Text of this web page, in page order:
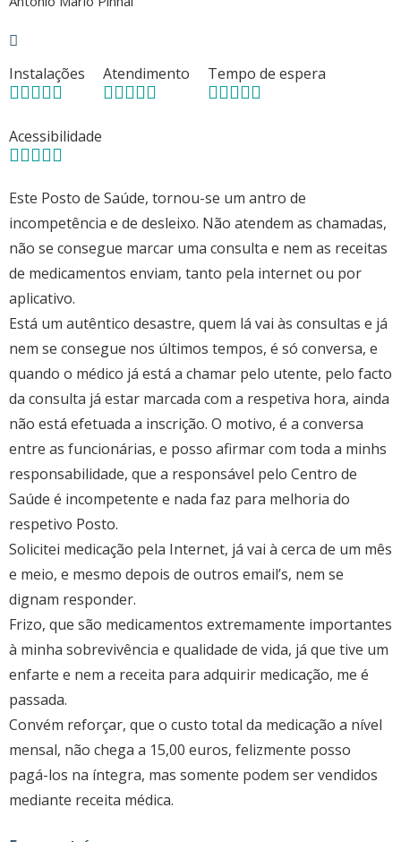
Instalações Atendimento Tempo de espera
Acessibilidade
Este Posto de Saúde, tornou-se um antro de
incompetência e de desleixo. Não atendem as chamadas,
não se consegue marcar uma consulta e nem as receitas
de medicamentos enviam, tanto pela internet ou por
aplicativo.
Está um autêntico desastre, quem lá vai às consultas e já
nem se consegue nos últimos tempos, é só conversa, e
quando o médico já está a chamar pelo utente, pelo facto
da consulta já estar marcada com a respetiva hora, ainda
não está efetuada a inscrição. O motivo, é a conversa
entre as funcionárias, e posso afirmar com toda a minhs
responsabilidade, que a responsável pelo Centro de
Saúde é incompetente e nada faz para melhoria do
respetivo Posto.
Solicitei medicação pela Internet, já vai à cerca de um mês
e meio, e mesmo depois de outros email’s, nem se
dignam responder.
Frizo, que são medicamentos extremamente importantes
à minha sobrevivência e qualidade de vida, já que tive um
enfarte e nem a receita para adquirir medicação, me é
passada.
Convém reforçar, que o custo total da medicação a nível
mensal, não chega a 15,00 euros, felizmente posso
pagá-los na íntegra, mas somente podem ser vendidos
mediante receita médica.